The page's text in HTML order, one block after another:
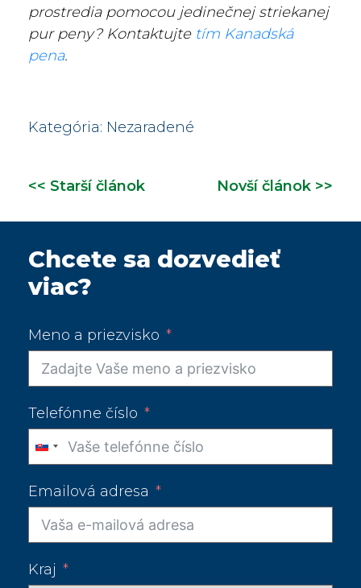
prostredia pomocou jedinečnej striekanej
pur peny? Kontaktujtetím Kanadská
pena.
Kategória: Nezaradené
<< Starší článok Novší článok >>
Chcete sa dozvedieť
viac?
Meno a priezvisko
Telefónne číslo
Slovakia
Emailová adresa
Kraj